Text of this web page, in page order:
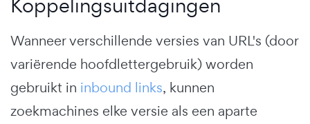
Wanneer verschillende versies van URL's (door
variërende hoofdlettergebruik) worden
gebruikt in inbound links, kunnen
zoekmachines elke versie als een aparte